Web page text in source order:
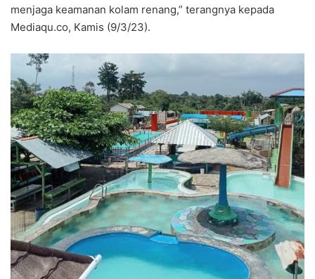
menjaga keamanan kolam renang,” terangnya kepada
Mediaqu.co, Kamis (9/3/23).